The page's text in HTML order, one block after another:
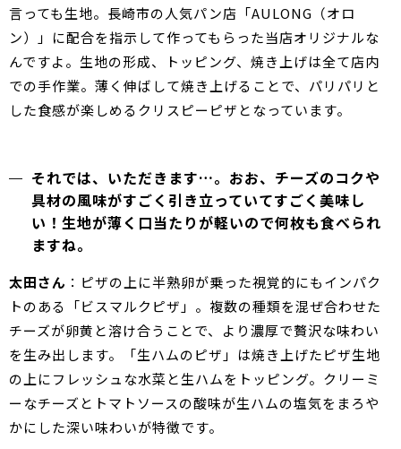
言っても生地。長崎市の人気パン店「AULONG（オロ
ン）」に配合を指示して作ってもらった当店オリジナルな
んですよ。生地の形成、トッピング、焼き上げは全て店内
での手作業。薄く伸ばして焼き上げることで、パリパリと
した食感が楽しめるクリスピーピザとなっています。
それでは、いただきます…。おお、チーズのコクや
具材の風味がすごく引き立っていてすごく美味し
い！生地が薄く口当たりが軽いので何枚も食べられ
ますね。
太田さん ：ピザの上に半熟卵が乗った視覚的にもインパク
トのある「ビスマルクピザ」。複数の種類を混ぜ合わせた
チーズが卵黄と溶け合うことで、より濃厚で贅沢な味わい
を生み出します。「生ハムのピザ」は焼き上げたピザ生地
の上にフレッシュな水菜と生ハムをトッピング。クリーミ
ーなチーズとトマトソースの酸味が生ハムの塩気をまろや
かにした深い味わいが特徴です。